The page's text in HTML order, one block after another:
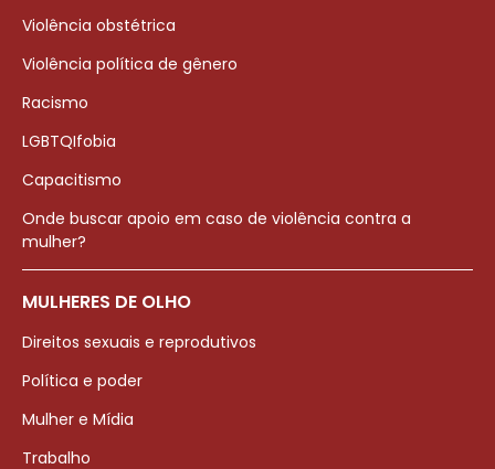
Violência obstétrica
Violência política de gênero
Racismo
LGBTQIfobia
Capacitismo
Onde buscar apoio em caso de violência contra a
mulher?
MULHERES DE OLHO
Direitos sexuais e reprodutivos
Política e poder
Mulher e Mídia
Trabalho